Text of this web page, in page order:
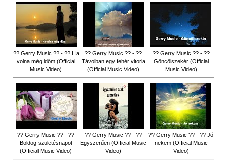
?? Gerry Music ?? - ?? Ha
volna még időm (Official
Music Video)
?? Gerry Music ?? - ??
Távolban egy fehér vitorla
(Official Music Video)
?? Gerry Music ?? - ??
Göncölszekér (Official
Music Video)
?? Gerry Music ?? - ??
Boldog születésnapot
(Official Music Video)
?? Gerry Music ?? - ??
Egyszerűen (Official Music
Video)
?? Gerry Music ?? - ?? Jó
nekem (Official Music
Video)